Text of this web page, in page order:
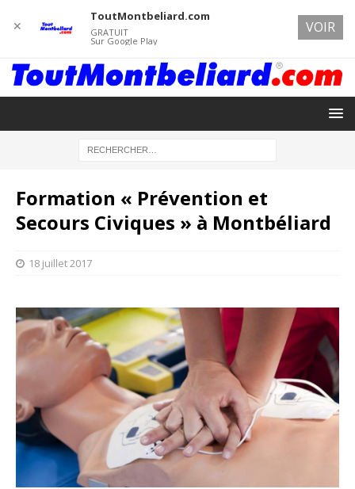
Formation « Prévention et
Secours Civiques » à Montbéliard
18 juillet 2017
✕
ToutMontbeliard.com
GRATUIT
Sur Google Play
VOIR